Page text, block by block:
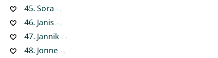
45. Sora
46. Janis
47. Jannik
48. Jonne